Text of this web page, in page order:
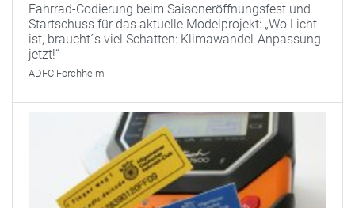
Fahrrad-Codierung beim Saisoneröffnungsfest und
Startschuss für das aktuelle Modelprojekt: „Wo Licht
ist, braucht´s viel Schatten: Klimawandel-Anpassung
jetzt!“
ADFC Forchheim